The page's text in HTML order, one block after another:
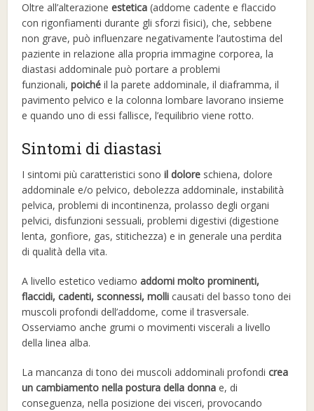
Oltre all’alterazione estetica (addome cadente e flaccido
con rigonfiamenti durante gli sforzi fisici), che, sebbene
non grave, può influenzare negativamente l’autostima del
paziente in relazione alla propria immagine corporea, la
diastasi addominale può portare a problemi
funzionali, poiché il la parete addominale, il diaframma, il
pavimento pelvico e la colonna lombare lavorano insieme
e quando uno di essi fallisce, l’equilibrio viene rotto.
Sintomi di diastasi
I sintomi più caratteristici sono il dolore schiena, dolore
addominale e/o pelvico, debolezza addominale, instabilità
pelvica, problemi di incontinenza, prolasso degli organi
pelvici, disfunzioni sessuali, problemi digestivi (digestione
lenta, gonfiore, gas, stitichezza) e in generale una perdita
di qualità della vita.
A livello estetico vediamoaddomi molto prominenti,
flaccidi, cadenti, sconnessi, molli causati del basso tono dei
muscoli profondi dell’addome, come il trasversale.
Osserviamo anche grumi o movimenti viscerali a livello
della linea alba.
La mancanza di tono dei muscoli addominali profondicrea
un cambiamento nella postura della donna e, di
conseguenza, nella posizione dei visceri, provocando